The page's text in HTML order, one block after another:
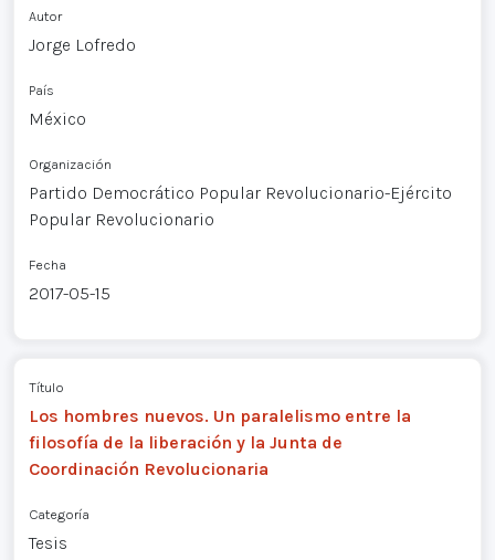
Autor
Jorge Lofredo
País
México
Organización
Partido Democrático Popular Revolucionario-Ejército
Popular Revolucionario
Fecha
2017-05-15
Título
Los hombres nuevos. Un paralelismo entre la
filosofía de la liberación y la Junta de
Coordinación Revolucionaria
Categoría
Tesis